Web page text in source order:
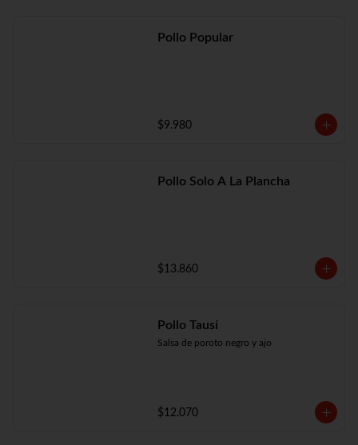
Pollo Popular
$9.980
Pollo Solo A La Plancha
$13.860
Pollo Tausí
Salsa de poroto negro y ajo
$12.070